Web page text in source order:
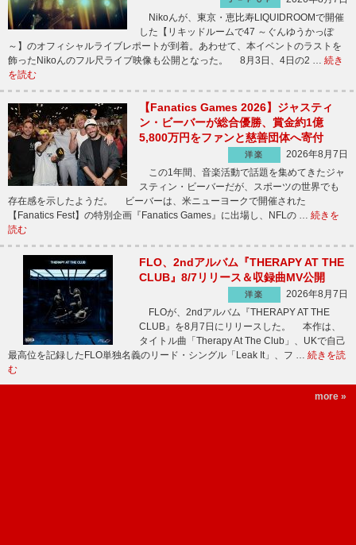
Nikoんが、東京・恵比寿LIQUIDROOMで開催
した【リキッドルームで47 ～ぐんゆうかっぽ
～】のオフィシャルライブレポートが到着。あわせて、本イベントのラストを
飾ったNikoんのフル尺ライブ映像も公開となった。 8月3日、4日の2 … 続き
を読む
【Fanatics Games 2026】ジャスティ
ン・ビーバーが総合優勝、賞金約1億
5,800万円をファンと慈善団体へ寄付
洋楽
2026年8月7日
この1年間、音楽活動で話題を集めてきたジャ
スティン・ビーバーだが、スポーツの世界でも
存在感を示したようだ。 ビーバーは、米ニューヨークで開催された
【Fanatics Fest】の特別企画『Fanatics Games』に出場し、NFLの … 続きを
読む
FLO、2ndアルバム『THERAPY AT THE
CLUB』8/7リリース＆収録曲MV公開
洋楽
2026年8月7日
FLOが、2ndアルバム『THERAPY AT THE
CLUB』を8月7日にリリースした。 本作は、
タイトル曲「Therapy At The Club」、UKで自己
最高位を記録したFLO単独名義のリード・シングル「Leak It」、フ … 続きを読
む
more »